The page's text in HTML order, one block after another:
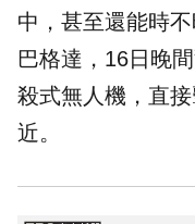
中，甚至還能時
巴格達，16日晚
殺式無人機，直
近。